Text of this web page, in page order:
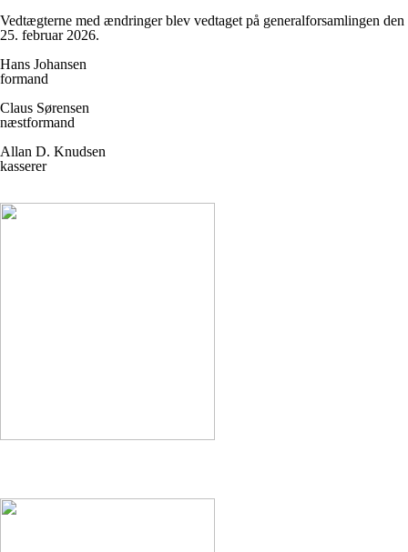
Vedtægterne med ændringer blev vedtaget på generalforsamlingen den
25. februar 2026.
Hans Johansen
formand
Claus Sørensen
næstformand
Allan D. Knudsen
kasserer